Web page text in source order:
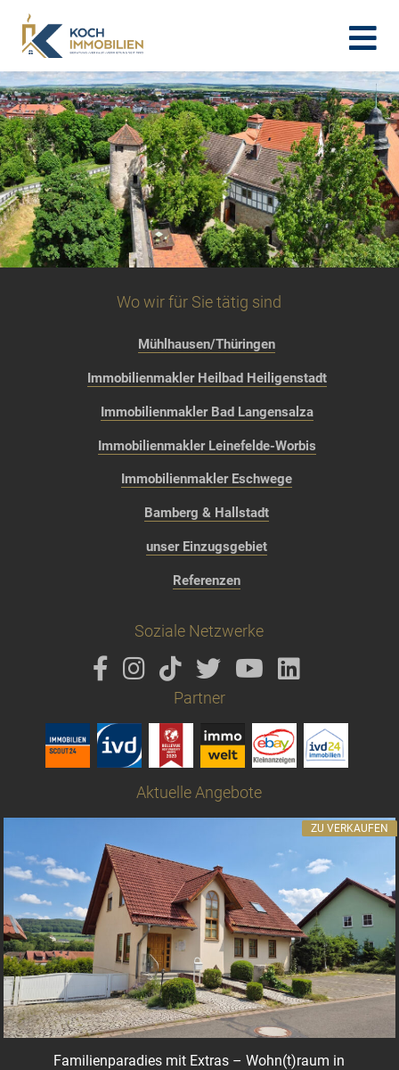
Wo wir für Sie tätig sind
Mühlhausen/Thüringen
Immobilienmakler Heilbad Heiligenstadt
Immobilienmakler Bad Langensalza
Immobilienmakler Leinefelde-Worbis
Immobilienmakler Eschwege
Bamberg & Hallstadt
unser Einzugsgebiet
Referenzen
Soziale Netzwerke
Partner
Aktuelle Angebote
Familienparadies mit Extras – Wohn(t)raum in
ZU VERKAUFEN